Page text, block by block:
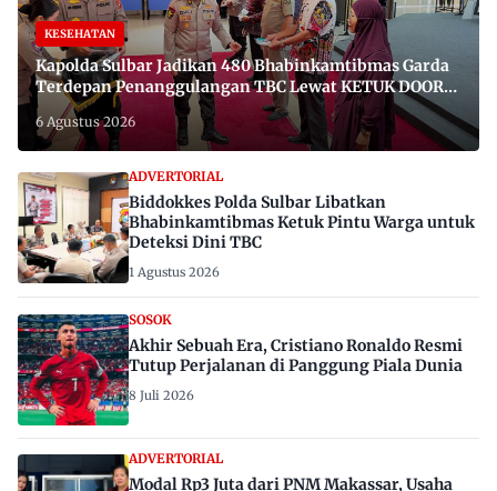
KESEHATAN
Kapolda Sulbar Jadikan 480 Bhabinkamtibmas Garda
Terdepan Penanggulangan TBC Lewat KETUK DOORS
di 650 Desa
6 Agustus 2026
ADVERTORIAL
Biddokkes Polda Sulbar Libatkan
Bhabinkamtibmas Ketuk Pintu Warga untuk
Deteksi Dini TBC
1 Agustus 2026
SOSOK
Akhir Sebuah Era, Cristiano Ronaldo Resmi
Tutup Perjalanan di Panggung Piala Dunia
8 Juli 2026
ADVERTORIAL
Modal Rp3 Juta dari PNM Makassar, Usaha